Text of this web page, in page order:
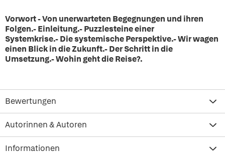
Vorwort - Von unerwarteten Begegnungen und ihren
Folgen.- Einleitung.- Puzzlesteine einer
Systemkrise.- Die systemische Perspektive.- Wir wagen
einen Blick in die Zukunft.- Der Schritt in die
Umsetzung.- Wohin geht die Reise?.
Bewertungen
Autorinnen & Autoren
Informationen